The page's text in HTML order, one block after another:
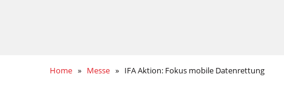
Home » Messe » IFA Aktion: Fokus mobile Datenrettung